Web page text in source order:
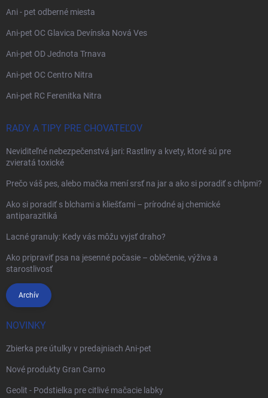
Ani - pet odberné miesta
Ani-pet OC Glavica Devínska Nová Ves
Ani-pet OD Jednota Trnava
Ani-pet OC Centro Nitra
Ani-pet RC Ferenitka Nitra
RADY A TIPY PRE CHOVATEĽOV
Neviditeľné nebezpečenstvá jari: Rastliny a kvety, ktoré sú pre
zvieratá toxické
Prečo váš pes, alebo mačka mení srsť na jar a ako si poradiť s chlpmi?
Ako si poradiť s blchami a kliešťami – prírodné aj chemické
antiparazitiká
Lacné granuly: Kedy vás môžu vyjsť draho?
Ako pripraviť psa na jesenné počasie – oblečenie, výživa a
starostlivosť
Archív
NOVINKY
Zbierka pre útulky v predajniach Ani-pet
Nové produkty Gran Carno
Geolit - Podstielka pre citlivé mačacie labky